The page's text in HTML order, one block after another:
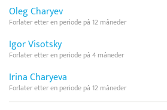
Oleg Charyev
Forlater etter en periode på 12 måneder
Igor Visotsky
Forlater etter en periode på 4 måneder
Irina Charyeva
Forlater etter en periode på 12 måneder